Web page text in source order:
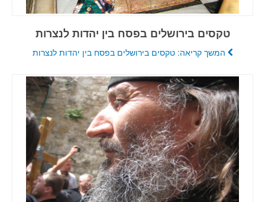
טקסים בירושלים בפסח בין יהדות לנצרות
המשך קריאה: טקסים בירושלים בפסח בין יהדות לנצרות